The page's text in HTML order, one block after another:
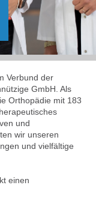
Verbund der
GmbH. Als
Orthopädie mit 183
und
wir unseren
und vielfältige
einen